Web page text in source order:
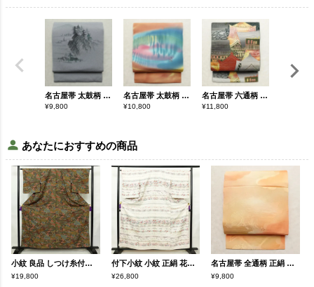
名古屋帯 太鼓柄 縮緬 正絹 風景柄 通し仕立て なごや帯 リサイクル帯 帯 青・紺
¥9,800
名古屋帯 太鼓柄 落款入り 正絹 幾何学柄・抽象柄 名古屋仕立て なごや帯 リサイクル帯 帯 モダン 茶
¥10,800
名古屋帯 六通柄 良品 正絹 風景柄 名古屋仕立て なごや帯 リサイクル帯 帯 緑・うぐいす色
¥11,800
あなたにおすすめの商品
小紋 良品 しつけ糸付き ポリエステル 風景柄 袷仕立て 身丈159.5cm 裄丈64.5cm リサイクル着物 着物 多色使い
¥19,800
付下小紋 小紋 正絹 花柄 袷仕立て 身丈159cm 裄丈66cm リサイクル着物 着物 金彩 白
¥26,800
名古屋帯 全通柄 正絹 人物・動物柄 名古屋仕立て なごや帯 リサイクル帯 帯 ぼかし 橙
¥9,800